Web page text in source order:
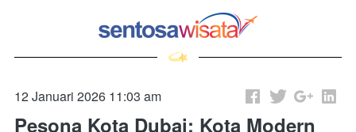
12 Januari 2026 11:03 am
Pesona Kota Dubai: Kota Modern